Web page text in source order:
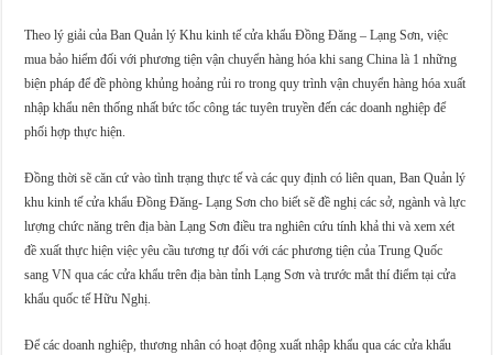
Theo lý giải của Ban Quản lý Khu kinh tế cửa khẩu Đồng Đăng – Lạng Sơn, việc
mua bảo hiểm đối với phương tiện vận chuyển hàng hóa khi sang China là 1 những
biện pháp để đề phòng khủng hoảng rủi ro trong quy trình vận chuyển hàng hóa xuất
nhập khẩu nên thống nhất bức tốc công tác tuyên truyền đến các doanh nghiệp để
phối hợp thực hiện.
Đồng thời sẽ căn cứ vào tình trạng thực tế và các quy định có liên quan, Ban Quản lý
khu kinh tế cửa khẩu Đồng Đăng- Lạng Sơn cho biết sẽ đề nghị các sở, ngành và lực
lượng chức năng trên địa bàn Lạng Sơn điều tra nghiên cứu tính khả thi và xem xét
đề xuất thực hiện việc yêu cầu tương tự đối với các phương tiện của Trung Quốc
sang VN qua các cửa khẩu trên địa bàn tỉnh Lạng Sơn và trước mắt thí điểm tại cửa
khẩu quốc tế Hữu Nghị.
Để các doanh nghiệp, thương nhân có hoạt động xuất nhập khẩu qua các cửa khẩu